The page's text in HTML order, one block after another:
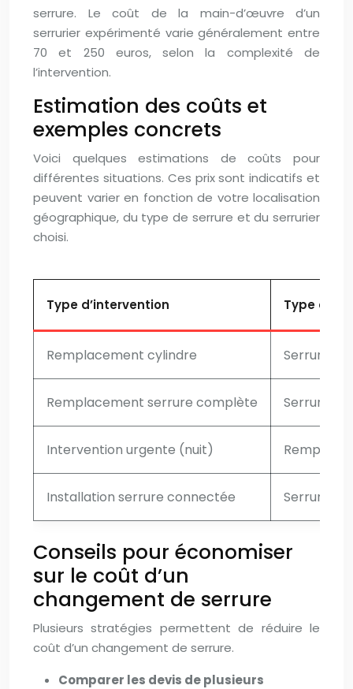
serrure. Le coût de la main-d’œuvre d’un
serrurier expérimenté varie généralement entre
70 et 250 euros, selon la complexité de
l’intervention.
Estimation des coûts et
exemples concrets
Voici quelques estimations de coûts pour
différentes situations. Ces prix sont indicatifs et
peuvent varier en fonction de votre localisation
géographique, du type de serrure et du serrurier
choisi.
Type d’intervention Type de
Remplacement cylindre Serrure
Remplacement serrure complète Serrure
Intervention urgente (nuit)
Installation serrure connectée Serrure
Conseils pour économiser
sur le coût d’un
changement de serrure
Plusieurs stratégies permettent de réduire le
coût d’un changement de serrure.
Comparer les devis de plusieurs